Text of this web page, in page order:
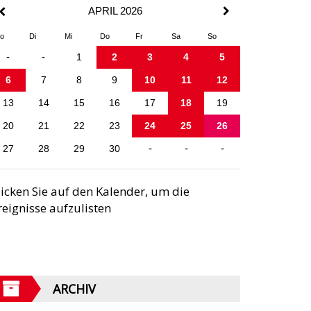
APRIL 2026
Di Mi Do Fr Sa So
- - 1 2 3 4 5
6 7 8 9 10 11 12
13 14 15 16 17 18 19
20 21 22 23 24 25 26
27 28 29 30 - - -
Sie auf den Kalender, um die
aufzulisten
ARCHIV